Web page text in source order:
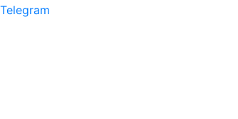
Telegram